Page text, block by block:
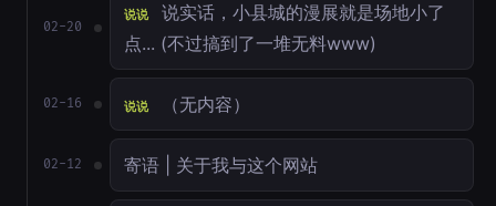
02-20
说说
说实话，小县城的漫展就是场地小了
点... (不过搞到了一堆无料www)
02-16 说说 （无内容）
02-12 寄语 | 关于我与这个网站